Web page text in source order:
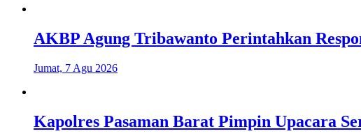
AKBP Agung Tribawanto Perintahkan
Jumat, 7 Agu 2026
Kapolres Pasaman Barat Pimpin Upacara